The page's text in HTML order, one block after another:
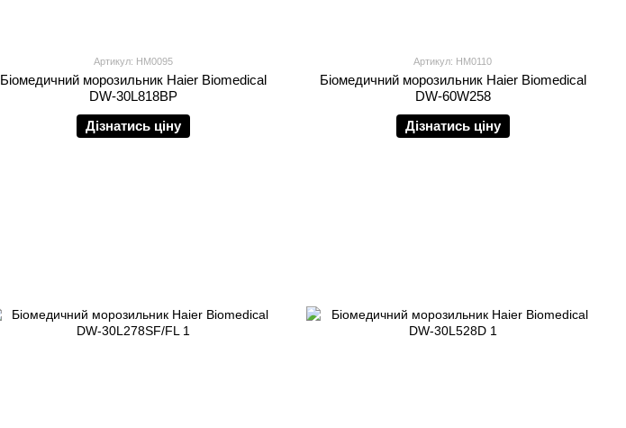
Артикул: HM0095
Біомедичний морозильник Haier Biomedical
DW-30L818BP
Дізнатись ціну
Артикул: HM0110
Біомедичний морозильник Haier Biomedical
DW-60W258
Дізнатись ціну